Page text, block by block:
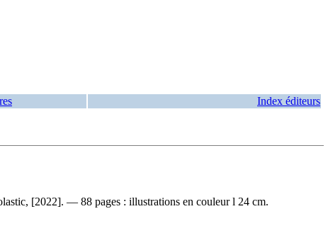
Index éditeurs
[2022]. — 88 pages : illustrations en couleur l 24 cm.